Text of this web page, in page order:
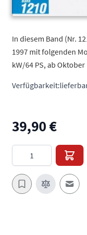
In diesem Band (Nr.
1997 mit folgenden
kW/64 PS, ab Oktober
Verfügbarkeit:
39,90 €
Menge
E-